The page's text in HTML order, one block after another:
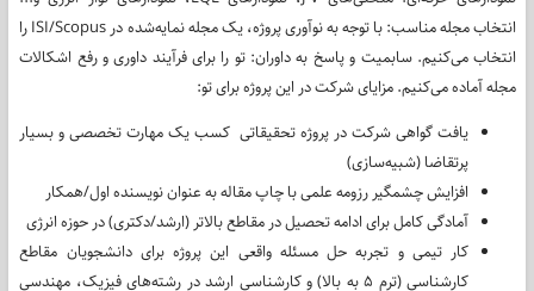
انتخاب مجله مناسب: با توجه به نوآوری پروژه، یک مجله نمایه‌شده در ISI/Scopus را
انتخاب می‌کنیم. سابمیت و پاسخ به داوران: تو را برای فرآیند داوری و رفع اشکالات
مجله آماده می‌کنیم. مزایای شرکت در این پروژه برای تو:
یافت گواهی شرکت در پروژه تحقیقاتی کسب یک مهارت تخصصی و بسیار
پرتقاضا (شبیه‌سازی)
افزایش چشمگیر رزومه علمی با چاپ مقاله به عنوان نویسنده اول/همکار
آمادگی کامل برای ادامه تحصیل در مقاطع بالاتر (ارشد/دکتری) در حوزه انرژی
کار تیمی و تجربه حل مسئله واقعی این پروژه برای دانشجویان مقاطع
کارشناسی (ترم ۵ به بالا) و کارشناسی ارشد در رشته‌های فیزیک، مهندسی